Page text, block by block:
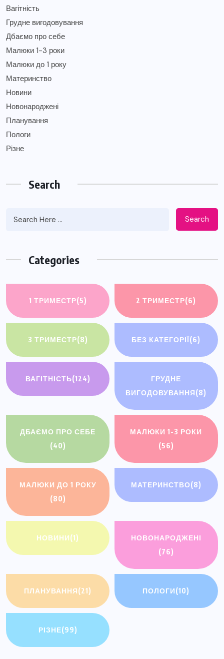
Вагітність
Грудне вигодовування
Дбаємо про себе
Малюки 1-3 роки
Малюки до 1 року
Материнство
Новини
Новонароджені
Планування
Пологи
Різне
Search
Search
Categories
1 ТРИМЕСТР(5) 2 ТРИМЕСТР(6)
3 ТРИМЕСТР(8) БЕЗ КАТЕГОРІЇ(6)
ВАГІТНІСТЬ(124)
ГРУДНЕ
ВИГОДОВУВАННЯ(8)
ДБАЄМО ПРО СЕБЕ
(40)
МАЛЮКИ 1-3 РОКИ
(56)
МАЛЮКИ ДО 1 РОКУ
(80)
МАТЕРИНСТВО(8)
НОВИНИ(1)
НОВОНАРОДЖЕНІ
(76)
ПЛАНУВАННЯ(21) ПОЛОГИ(10)
РІЗНЕ(99)